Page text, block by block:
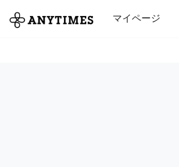
マイページ
全て 修理・組立